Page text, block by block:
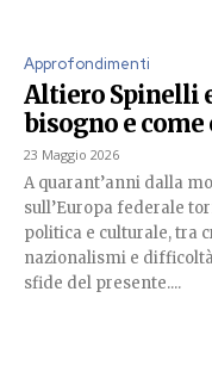
Approfondimenti
Altiero Spinelli
bisogno e
23 Maggio 2026
A quarant’anni dalla
sull’Europa federale
politica e culturale, tra
nazionalismi e
sfide del presente....